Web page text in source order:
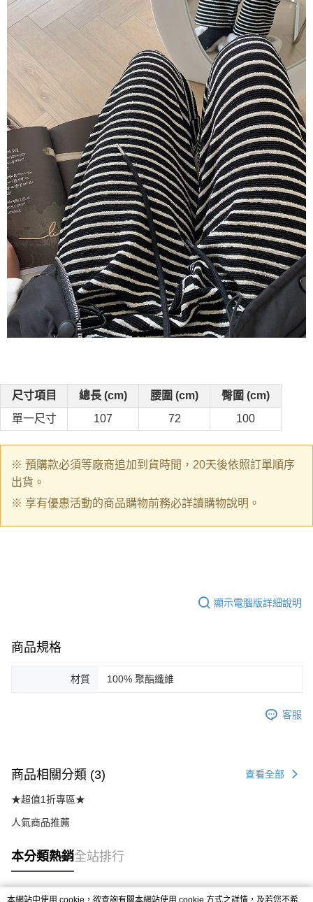
尺寸項目 總長 (cm) 腰圍 (cm)
臀圍 (cm)
單一尺寸
107 72 100
※ 預購款必須等廠商追加到貨時間，20天後依照訂單順序
出貨。
※ 享有優惠活動的商品購物前務必詳讀購物說明。
顯示電腦版詳細說明
商品規格
材質 100% 聚酯纖維
客服
商品相關分類 (3) 查看全部
★超值1折專區★
人氣商品推薦
本分類熱銷全站排行
本網站中使用 cookie，欲查詢有關本網站使用 cookie 方式之詳情，及若您不希